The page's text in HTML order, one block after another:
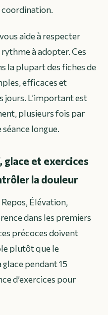
aide à respecter
à adopter. Ces
la plupart des fiches de
efficaces et
jours. L’important est
plusieurs fois par
longue.
et exercices
la douleur
Élévation,
dans les premiers
précoces doivent
plutôt que le
pendant 15
d’exercices pour